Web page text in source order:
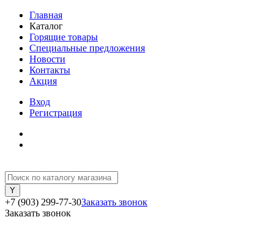
Главная
Каталог
Горящие товары
Специальные предложения
Новости
Контакты
Акция
Вход
Регистрация
+7 (903) 299-77-30Заказать звонок
Заказать звонок